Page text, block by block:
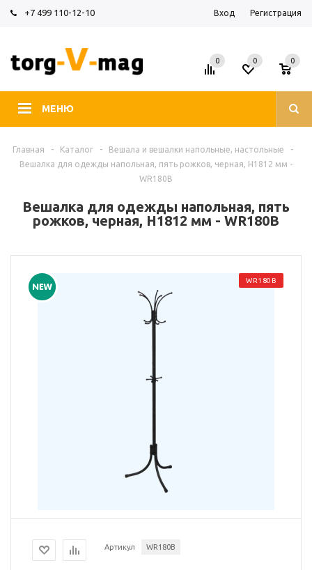
+7 499 110-12-10 Вход Регистрация
МЕНЮ
0 0
0
Главная - Каталог - Вешала и вешалки напольные, настольные
-
Вешалка для одежды напольная, пять рожков, черная, H1812 мм -
WR180B
Вешалка для одежды напольная, пять
рожков, черная, H1812 мм - WR180B
WR180B
Артикул WR180B